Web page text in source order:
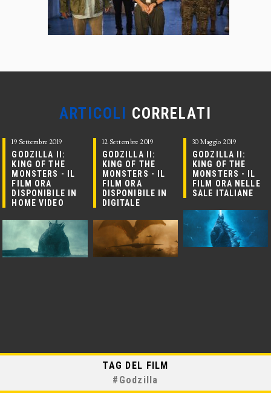
ARTICOLI CORRELATI
19 Settembre 2019
GODZILLA II:
KING OF THE
MONSTERS - IL
FILM ORA
DISPONIBILE IN
HOME VIDEO
12 Settembre 2019
GODZILLA II:
KING OF THE
MONSTERS - IL
FILM ORA
DISPONIBILE IN
DIGITALE
30 Maggio 2019
GODZILLA II:
KING OF THE
MONSTERS - IL
FILM ORA NELLE
SALE ITALIANE
TAG DEL FILM
# Godzilla